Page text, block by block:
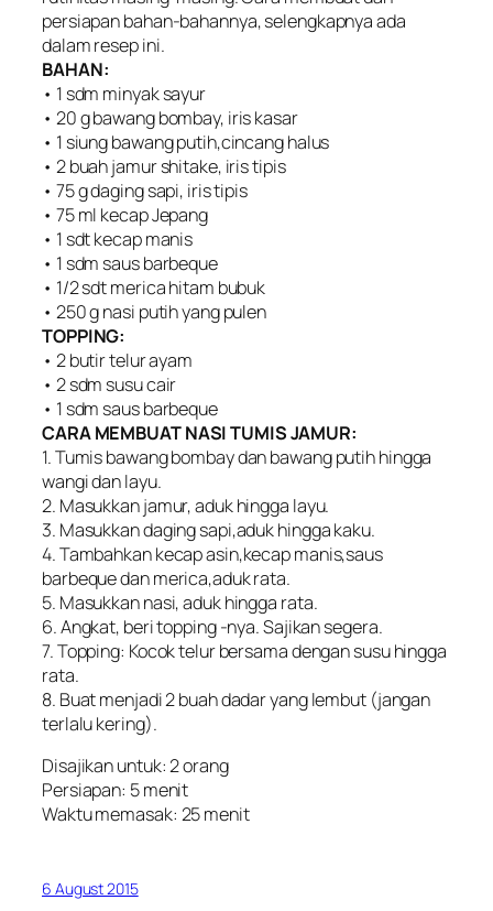
persiapan bahan-bahannya, selengkapnya ada
dalam resep ini.
BAHAN:
• 1 sdm minyak sayur
• 20 g bawang bombay, iris kasar
• 1 siung bawang putih,cincang halus
• 2 buah jamur shitake, iris tipis
• 75 g daging sapi, iris tipis
• 75 ml kecap Jepang
• 1 sdt kecap manis
• 1 sdm saus barbeque
• 1/2 sdt merica hitam bubuk
• 250 g nasi putih yang pulen
TOPPING:
• 2 butir telur ayam
• 2 sdm susu cair
• 1 sdm saus barbeque
CARA MEMBUAT NASI TUMIS JAMUR:
1. Tumis bawang bombay dan bawang putih hingga
wangi dan layu.
2. Masukkan jamur, aduk hingga layu.
3. Masukkan daging sapi,aduk hingga kaku.
4. Tambahkan kecap asin,kecap manis,saus
barbeque dan merica,aduk rata.
5. Masukkan nasi, aduk hingga rata.
6. Angkat, beri topping -nya. Sajikan segera.
7. Topping: Kocok telur bersama dengan susu hingga
rata.
8. Buat menjadi 2 buah dadar yang lembut (jangan
terlalu kering).
Disajikan untuk: 2 orang
Persiapan: 5 menit
Waktu memasak: 25 menit
6 August 2015